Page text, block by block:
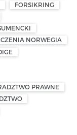
FORSIKRING
NORWEGIA
PRAWNE